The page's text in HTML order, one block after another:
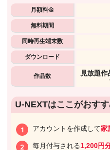
月額料金
無料期間
同時再生端末数
ダウンロード
作品数
⾒放題
U-NEXTはここがおす
アカウントを作成して家
毎月付与される1,200円